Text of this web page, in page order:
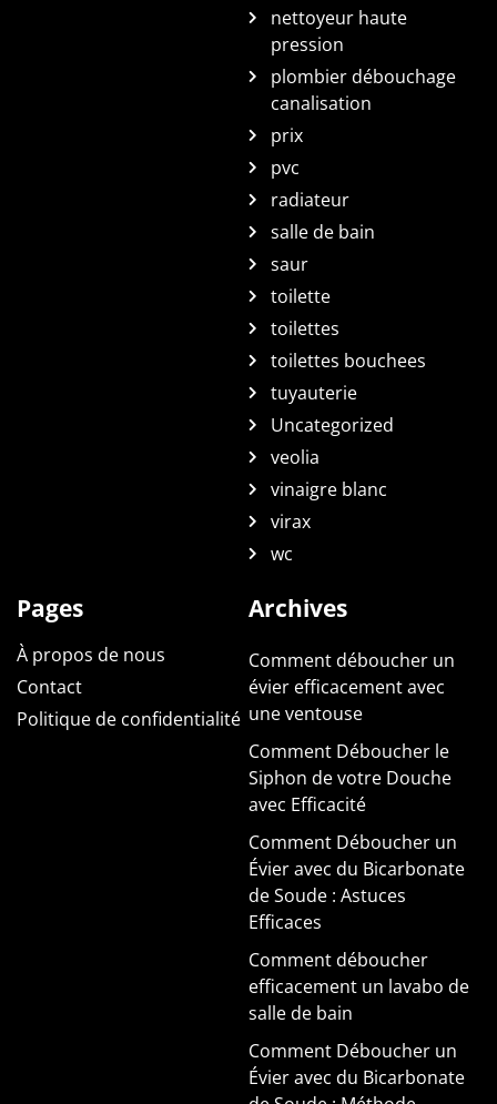
nettoyeur haute
pression
plombier débouchage
canalisation
prix
pvc
radiateur
salle de bain
saur
toilette
toilettes
toilettes bouchees
tuyauterie
Uncategorized
veolia
vinaigre blanc
virax
wc
Pages
À propos de nous
Contact
Politique de confidentialité
Archives
Comment déboucher un
évier efficacement avec
une ventouse
Comment Déboucher le
Siphon de votre Douche
avec Efficacité
Comment Déboucher un
Évier avec du Bicarbonate
de Soude : Astuces
Efficaces
Comment déboucher
efficacement un lavabo de
salle de bain
Comment Déboucher un
Évier avec du Bicarbonate